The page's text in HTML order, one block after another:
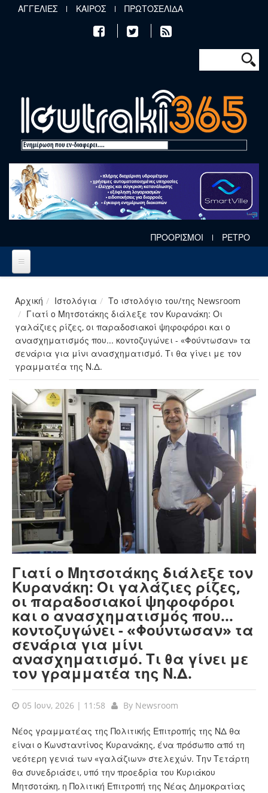
Παράκαμψη προς το κυρίως περιεχόμενο
ΑΓΓΕΛΙΕΣ ΚΑΙΡΟΣ ΠΡΩΤΟΣΕΛΙΔΑ
Φόρμα
Αναζήτηση
ΠΡΟΟΡΙΣΜΟΙ ΡΕΤΡΟ
Αρχική Ιστολόγια
Το ιστολόγιο του/της Newsroom
Γιατί ο Μητσοτάκης διάλεξε τον Κυρανάκη: Οι
γαλάζιες ρίζες, οι παραδοσιακοί ψηφοφόροι και ο
ανασχηματισμός που... κοντοζυγώνει - «Φούντωσαν» τα
σενάρια για μίνι ανασχηματισμό. Τι θα γίνει με τον
γραμματέα της Ν.Δ.
Γιατί ο Μητσοτάκης διάλεξε τον
Κυρανάκη: Οι γαλάζιες ρίζες,
οι παραδοσιακοί ψηφοφόροι
και ο ανασχηματισμός που...
κοντοζυγώνει - «Φούντωσαν» τα
σενάρια για μίνι
ανασχηματισμό. Τι θα γίνει με
τον γραμματέα της Ν.Δ.
05 Ιουν, 2026 | 11:58 By Newsroom
Νέος γραμματέας της Πολιτικής Επιτροπής της ΝΔ θα
είναι ο Κωνσταντίνος Κυρανάκης, ένα πρόσωπο από τη
νεότερη γενιά των «γαλάζιων» στελεχών. Την Τετάρτη
θα συνεδριάσει, υπό την προεδρία του Κυριάκου
Μητσοτάκη, η Πολιτική Επιτροπή της Νέας Δημοκρατίας